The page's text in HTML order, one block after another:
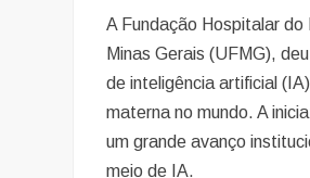
A Fundação Hospitalar
Minas Gerais (UFMG),
de inteligência artificial
materna no mundo. A
um grande avanço
meio de IA.